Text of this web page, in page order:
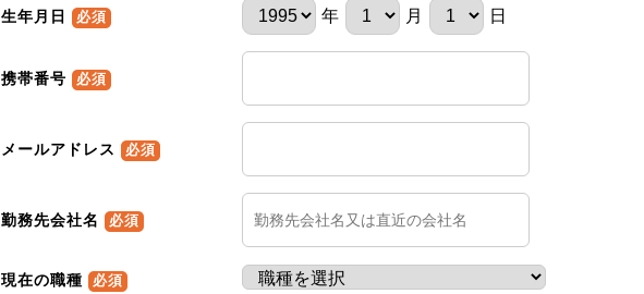
生年月日 必須 年 月 日
携帯番号 必須
メールアドレス 必須
勤務先会社名 必須
現在の職種 必須